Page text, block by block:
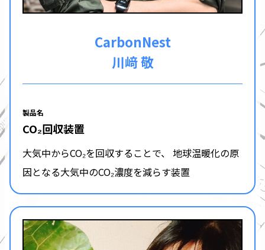
CarbonNest
川﨑 敬
製品名
CO₂回収装置
大気中からCO₂を回収することで、 地球温暖化の原
因となる大気中のCO₂濃度を減らす装置